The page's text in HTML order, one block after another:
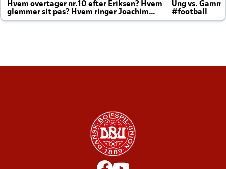
Hvem overtager nr.10 efter Eriksen? Hvem
glemmer sit pas? Hvem ringer Joachim
altid til efter kampe?
Ung vs.
#football